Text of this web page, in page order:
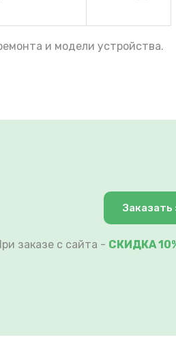
и модели устройства.
Заказать
заказе с сайта - СКИДКА